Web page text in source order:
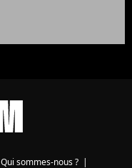
Qui sommes-nous ? |